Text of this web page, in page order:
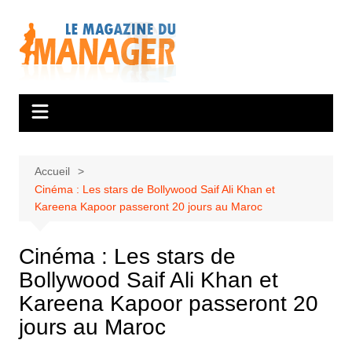
contenu
Accueil
Cinéma : Les stars de Bollywood Saif Ali Khan et
Kareena Kapoor passeront 20 jours au Maroc
Cinéma : Les stars de
Bollywood Saif Ali Khan et
Kareena Kapoor passeront 20
jours au Maroc